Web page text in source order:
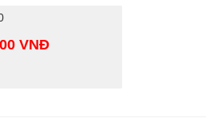
VNĐ